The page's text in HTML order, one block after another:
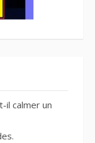
il calmer un